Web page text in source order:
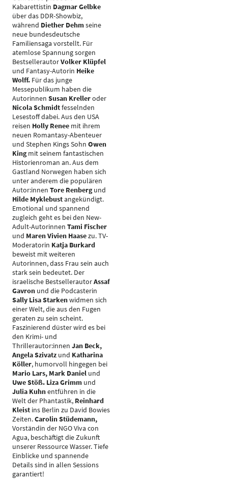
Kabarettistin Dagmar Gelbke
über das DDR-Showbiz,
während Diether Dehmseine
neue bundesdeutsche
Familiensaga vorstellt. Für
atemlose Spannung sorgen
BestsellerautorVolker Klüpfel
und Fantasy-Autorin Heike
Wolff. Für das junge
Messepublikum haben die
Autorinnen Susan Krelleroder
Nicola Schmidtfesselnden
Lesestoff dabei. Aus den USA
reisen Holly Renee mit ihrem
neuen Romantasy-Abenteuer
und Stephen Kings Sohn Owen
Kingmit seinem fantastischen
Historienroman an. Aus dem
Gastland Norwegen haben sich
unter anderem die populären
Autor:innen Tore Renbergund
Hilde Myklebustangekündigt.
Emotional und spannend
zugleich geht es bei den New-
Adult-Autorinnen Tami Fischer
und Maren Vivien Haasezu. TV-
Moderatorin Katja Burkard
beweist mit weiteren
Autorinnen, dass Frau sein auch
stark sein bedeutet. Der
israelische BestsellerautorAssaf
Gavron und die Podcasterin
Sally Lisa Starkenwidmen sich
einer Welt, die aus den Fugen
geraten zu sein scheint.
Faszinierend düster wird es bei
den Krimi- und
Thrillerautor:innen Jan Beck,
Angela Szivatzund Katharina
Köller, humorvoll hingegen bei
Mario Lars, Mark Daniel und
Uwe Stöß. Liza Grimm und
Julia Kuhnentführen in die
Welt der Phantastik, Reinhard
Kleist ins Berlin zu David Bowies
Zeiten.Carolin Stüdemann,
Vorständin der NGO Viva con
Agua, beschäftigt die Zukunft
unserer Ressource Wasser. Tiefe
Einblicke und spannende
Details sind in allen Sessions
garantiert!